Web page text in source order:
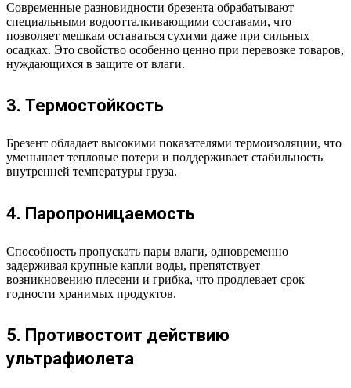
Современные разновидности брезента обрабатывают
специальными водоотталкивающими составами, что
позволяет мешкам оставаться сухими даже при сильных
осадках. Это свойство особенно ценно при перевозке товаров,
нуждающихся в защите от влаги.
3. Термостойкость
Брезент обладает высокими показателями термоизоляции, что
уменьшает тепловые потери и поддерживает стабильность
внутренней температуры груза.
4. Паропроницаемость
Способность пропускать пары влаги, одновременно
задерживая крупные капли воды, препятствует
возникновению плесени и грибка, что продлевает срок
годности хранимых продуктов.
5. Противостоит действию
ультрафиолета